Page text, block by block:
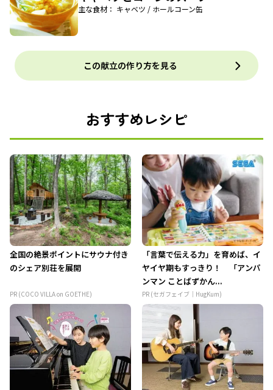
主な食材： キャベツ / ホールコーン缶
この献立の作り方を見る
おすすめレシピ
全国の絶景ポイントにサウナ付き
のシェア別荘を展開
PR (COCO VILLA on GOETHE)
「言葉で伝える力」を育めば、イ
ヤイヤ期もすっきり！ 「アンパ
ンマン ことばずかん...
PR (セガフェイブ｜HugKum)